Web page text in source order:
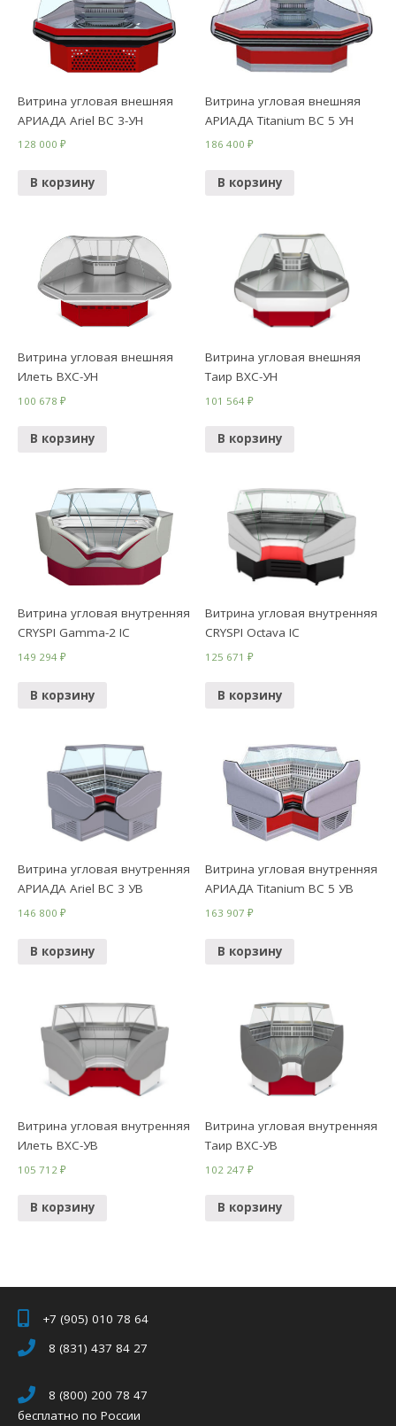
Витрина угловая внешняя
АРИАДА Ariel ВС 3-УН
128 000₽
В корзину
Витрина угловая внешняя
АРИАДА Titanium ВС 5 УН
186 400₽
В корзину
Витрина угловая внешняя
Илеть ВХС-УН
100 678₽
В корзину
Витрина угловая внешняя
Таир ВХС-УН
101 564₽
В корзину
Витрина угловая внутренняя
CRYSPI Gamma-2 IC
149 294₽
В корзину
Витрина угловая внутренняя
CRYSPI Octava IC
125 671₽
В корзину
Витрина угловая внутренняя
АРИАДА Ariel ВС 3 УВ
146 800₽
В корзину
Витрина угловая внутренняя
АРИАДА Titanium ВС 5 УВ
163 907₽
В корзину
Витрина угловая внутренняя
Илеть ВХС-УВ
105 712₽
В корзину
Витрина угловая внутренняя
Таир ВХС-УВ
102 247₽
В корзину
+7 (905) 010 78 64
8 (831) 437 84 27
8 (800) 200 78 47
бесплатно по России